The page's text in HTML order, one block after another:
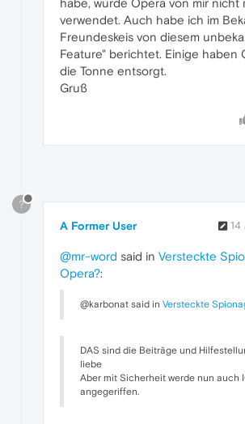
habe, wurde Opera von mir nicht
verwendet. Auch habe ich im
Freundeskeis von diesem
Feature" berichtet. Einige haben
die Tonne entsorgt.
Gruß
?
A Former User 14
@mr-word said in Versteckte
Opera?:
@karbonat said in Versteckte
DAS sind die Beiträge und
liebe
Aber mit Sicherheit werde nun auch
angegeriffen.